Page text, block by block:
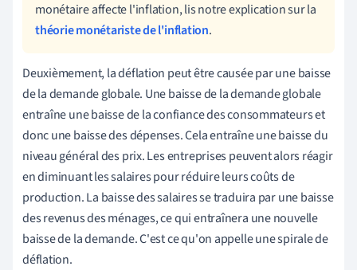
monétaire affecte l'inflation, lis notre explication sur la
théorie monétariste de l'inflation.
Deuxièmement, la déflation peut être causée par une baisse
de la demande globale. Une baisse de la demande globale
entraîne une baisse de la confiance des consommateurs et
donc une baisse des dépenses. Cela entraîne une baisse du
niveau général des prix. Les entreprises peuvent alors réagir
en diminuant les salaires pour réduire leurs coûts de
production. La baisse des salaires se traduira par une baisse
des revenus des ménages, ce qui entraînera une nouvelle
baisse de la demande. C'est ce qu'on appelle une spirale de
déflation.